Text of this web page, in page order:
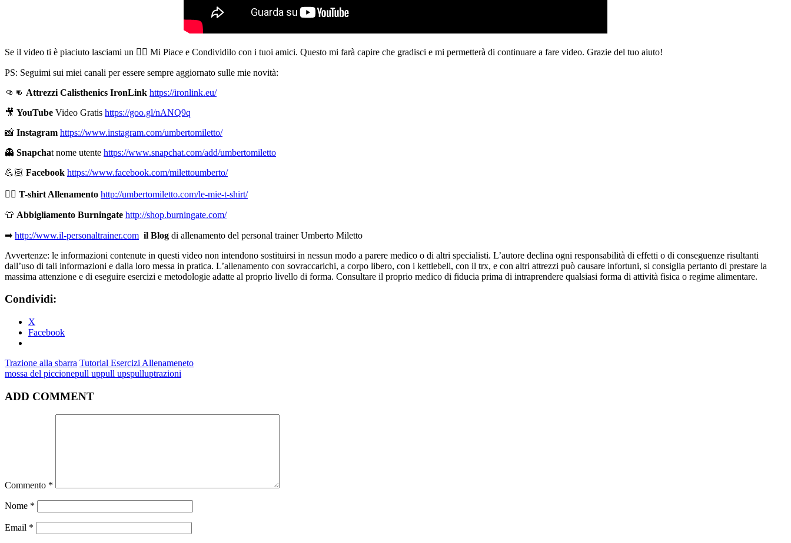
Se il video ti è piaciuto lasciami un 👍🏻 Mi Piace e Condividilo con i tuoi amici. Questo mi farà capire che gradisci e mi permetterà di continuare a fare video. Grazie del tuo aiuto!
PS: Seguimi sui miei canali per essere sempre aggiornato sulle mie novità:
👊👊 Attrezzi Calisthenics IronLink https://ironlink.eu/
🎥 YouTube Video Gratis https://goo.gl/nANQ9q
📸 Instagram https://www.instagram.com/umbertomiletto/
👻 Snapchat nome utente https://www.snapchat.com/add/umbertomiletto
💪🏻 Facebook https://www.facebook.com/milettoumberto/
🏋🏻 T-shirt Allenamento http://umbertomiletto.com/le-mie-t-shirt/
👕 Abbigliamento Burningate http://shop.burningate.com/
➡ http://www.il-personaltrainer.com il Blog di allenamento del personal trainer Umberto Miletto
Avvertenze: le informazioni contenute in questi video non intendono sostituirsi in nessun modo a parere medico o di altri specialisti. L’autore declina ogni responsabilità di effetti o di conseguenze risultanti
dall’uso di tali informazioni e dalla loro messa in pratica. L’allenamento con sovraccarichi, a corpo libero, con i kettlebell, con il trx, e con altri attrezzi può causare infortuni, si consiglia pertanto di prestare la
massima attenzione e di eseguire esercizi e metodologie adatte al proprio livello di forma. Consultare il proprio medico di fiducia prima di intraprendere qualsiasi forma di attività fisica o regime alimentare.
Condividi:
X
Facebook
Trazione alla sbarra Tutorial Esercizi Allenameneto
mossa del piccionepull uppull upspulluptrazioni
ADD COMMENT
Commento *
Nome *
Email *